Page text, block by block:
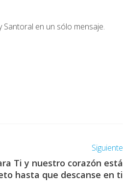
en un sólo mensaje.
Siguiente
Ti y nuestro corazón está
hasta que descanse en ti